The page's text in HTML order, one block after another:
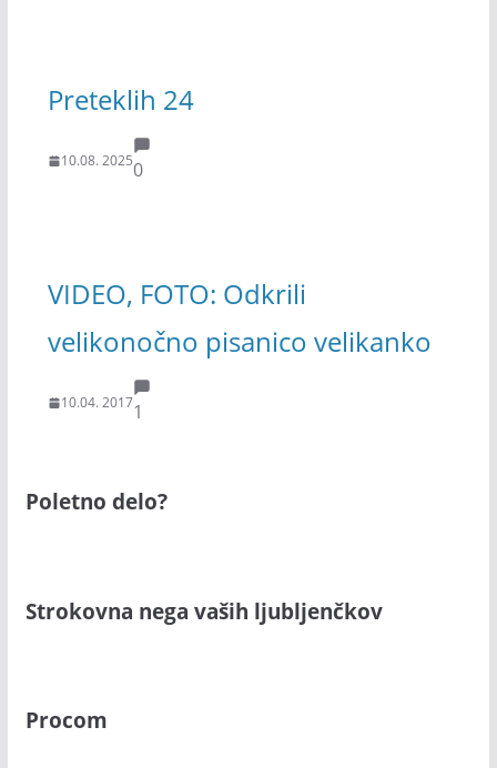
Preteklih 24
10.08. 20250
VIDEO, FOTO: Odkrili
velikonočno pisanico velikanko
10.04. 20171
Poletno delo?
Strokovna nega vaših ljubljenčkov
Procom